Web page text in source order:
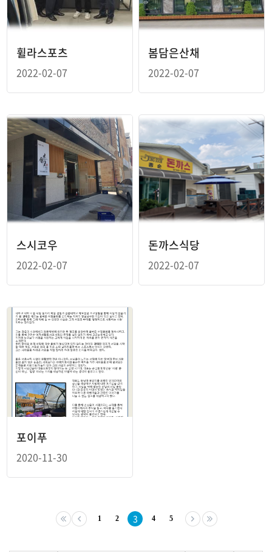
휠라스포츠
2022-02-07
봄담은산채
2022-02-07
스시코우
2022-02-07
돈까스식당
2022-02-07
포이푸
2020-11-30
1 2 3 4 5